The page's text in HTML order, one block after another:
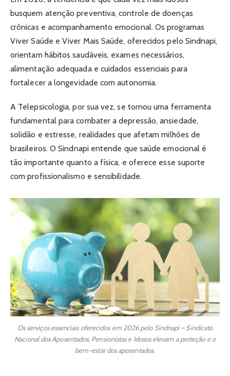
busquem atenção preventiva, controle de doenças
crônicas e acompanhamento emocional. Os programas
Viver Saúde e Viver Mais Saúde, oferecidos pelo Sindnapi,
orientam hábitos saudáveis, exames necessários,
alimentação adequada e cuidados essenciais para
fortalecer a longevidade com autonomia.
A Telepsicologia, por sua vez, se tornou uma ferramenta
fundamental para combater a depressão, ansiedade,
solidão e estresse, realidades que afetam milhões de
brasileiros. O Sindnapi entende que saúde emocional é
tão importante quanto a física, e oferece esse suporte
com profissionalismo e sensibilidade.
Os serviços essenciais oferecidos em 2026 pelo Sindnapi – Sindicato
Nacional dos Aposentados, Pensionistas e Idosos elevam a proteção e o
bem-estar dos aposentados.